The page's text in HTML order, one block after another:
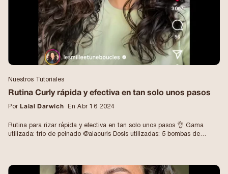
#rutinapelo #rutinadecabellorizado #puntasrizadas #cabelloondulado
#cabellorizado
Nuestros Tutoriales
Rutina Curly rápida y efectiva en tan solo unos pasos
Por Laial Darwich En Abr 16 2024
Rutina para rizar rápida y efectiva en tan solo unos pasos 👌 Gama
utilizada: trío de peinado @aiacurls Dosis utilizadas: 5 bombas de
el resultado siempre está ahí 😍 #rutinadecabellorizado